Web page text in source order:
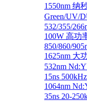
1550nm 纳
Green/UV/
532/355/
100W 高功
850/860/
1625nm 大
532nm
15ns 500kHz
1064nm
35ns 20-